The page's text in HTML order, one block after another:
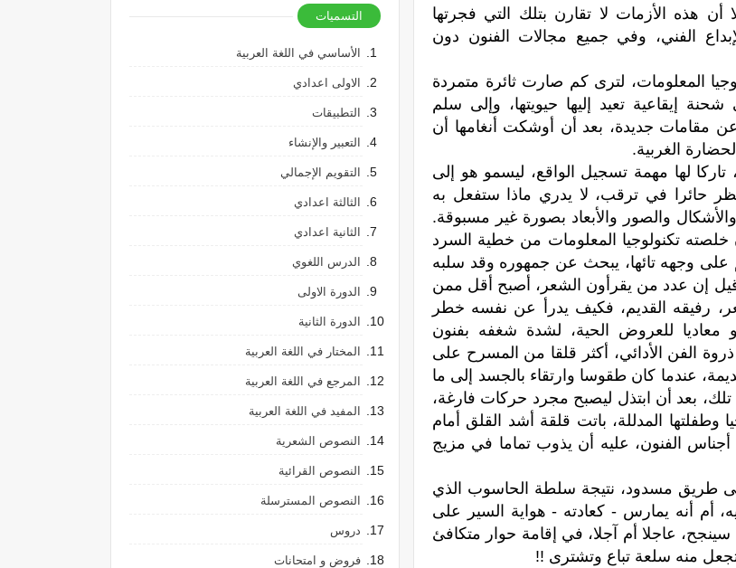
هذه الأزمات لا تقارن بتلك التي فجرتها
الفني، وفي جميع مجالات الفنون دون
المعلومات، لترى كم صارت ثائرة متمردة
إيقاعية تعيد إليها حيويتها، وإلى سلم
مقامات جديدة، بعد أن أوشكت أنغامها أن
الغربية.
لها مهمة تسجيل الواقع، ليسمو هو إلى
حائرا في ترقب، لا يدري ماذا ستفعل به
والصور والأبعاد بصورة غير مسبوقة.
خلصته تكنولوجيا المعلومات من خطية السرد
على وجهه تائها، يبحث عن جمهوره وقد سلبه
قيل إن عدد من يقرأون الشعر، أصبح أقل ممن
رفيقه القديم، فكيف يدرأ عن نفسه خطر
للعروض الحية، لشدة شغفه بفنون
الفن الأدائي، أكثر قلقا من المسرح على
عندما كان طقوسا وارتقاء بالجسد إلى ما
بعد أن ابتذل ليصبح مجرد حركات فارغة،
وطفلتها المدللة، باتت قلقة أشد القلق أمام
أجناس الفنون، عليه أن يذوب تماما في مزيج
طريق مسدود، نتيجة سلطة الحاسوب الذي
أم أنه يمارس - كعادته - هواية السير على
سينجح، عاجلا أم آجلا، في إقامة حوار متكافئ
منه سلعة تباع وتشترى !!
التسميات
الأساسي في اللغة العربية
الاولى اعدادي
التطبيقات
التعبير والإنشاء
التقويم الإجمالي
الثالثة اعدادي
الثانية اعدادي
الدرس اللغوي
الدورة الاولى
الدورة الثانية
المختار في اللغة العربية
المرجع في اللغة العربية
المفيد في اللغة العربية
النصوص الشعرية
النصوص القرائية
النصوص المسترسلة
دروس
فروض و امتحانات